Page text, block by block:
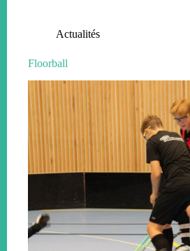
Actualités
Floorball